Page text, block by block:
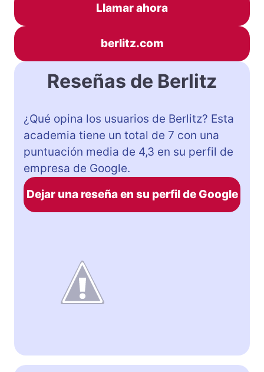
Llamar ahora
berlitz.com
Reseñas de Berlitz
¿Qué opina los usuarios de Berlitz? Esta
academia tiene un total de 7 con una
puntuación media de 4,3 en su perfil de
empresa de Google.
Dejar una reseña en su perfil de Google